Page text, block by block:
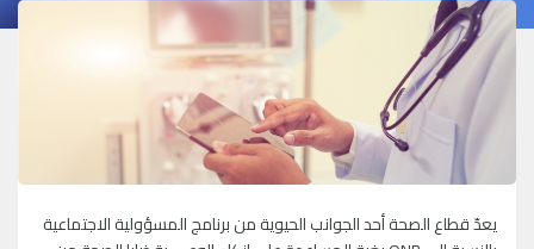
يعدّ قطاع الصحة أحد الجوانب الحيوية من برنامج المسؤولية الاجتماعية